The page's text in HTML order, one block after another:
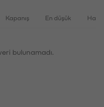
Kapanış En düşük
bulunamadı.